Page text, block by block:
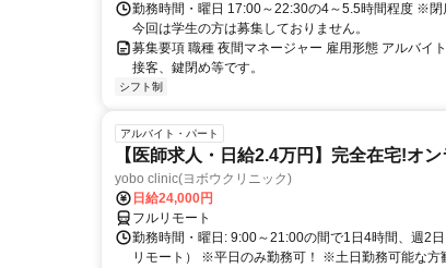
勤務時間・曜日 17:00～22:30の4～5.5時間程度 ※
今回は学生の方は募集しておりません。
募集要項 職種 夜間マネージャー 雇用形態 アルバイ
接客、鍵閉め等です。
シフト制
アルバイト・パート
【医師求人・日給2.4万円】完全在宅!オ
yobo clinic(ヨボウクリニック)
日給24,000円
フルリモート
勤務時間・曜日: 9:00～21:00の間で1日4時間、週2
リモート） ※平日のみ勤務可！ ※土日勤務可能な方